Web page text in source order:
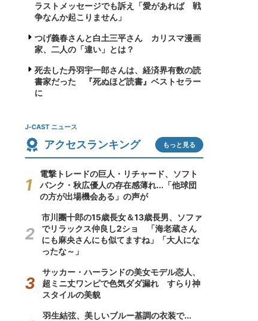
ラストメッセージでも訴え「愛があれば 戦
争なんか起こりません」
つげ義春さんと白土三平さん カリスマ漫画
家、二人の「違い」とは？
死去した丹羽宇一郎さんは、経済界有数の読
書家だった 『死ぬほど読書』ベストセラー
に
J-CAST ニュース
アクセスランキング もっと見る
電撃トレードの巨人・リチャード、ソフト
バンク・秋広優人の存在感薄れ...「他球団
の方が出場機会ある」の声が
市川團十郎の15歳長女＆13歳長男、ソファ
でリラックス仲良し2ショ 「海老蔵さん
にも麻央さんにも似てますね」「大人にな
ったな～」
サッカー・ハーランドの美女モデル恋人、
超ミニ丈ワンピで色気ダダ漏れ すらり神
スタイルの美貌
羽生結弦、美しいブルー基調の衣装で...